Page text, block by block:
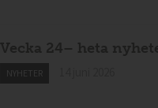
Vecka 24– heta
NYHETER